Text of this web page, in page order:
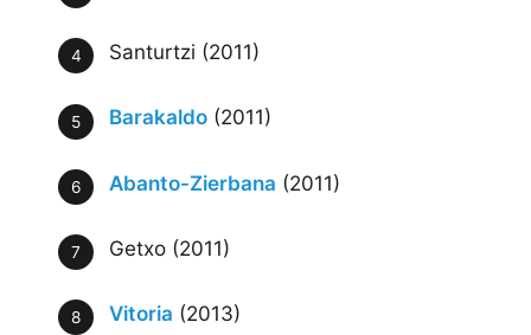
Santurtzi (2011)
Barakaldo (2011)
Abanto-Zierbana (2011)
Getxo (2011)
Vitoria (2013)